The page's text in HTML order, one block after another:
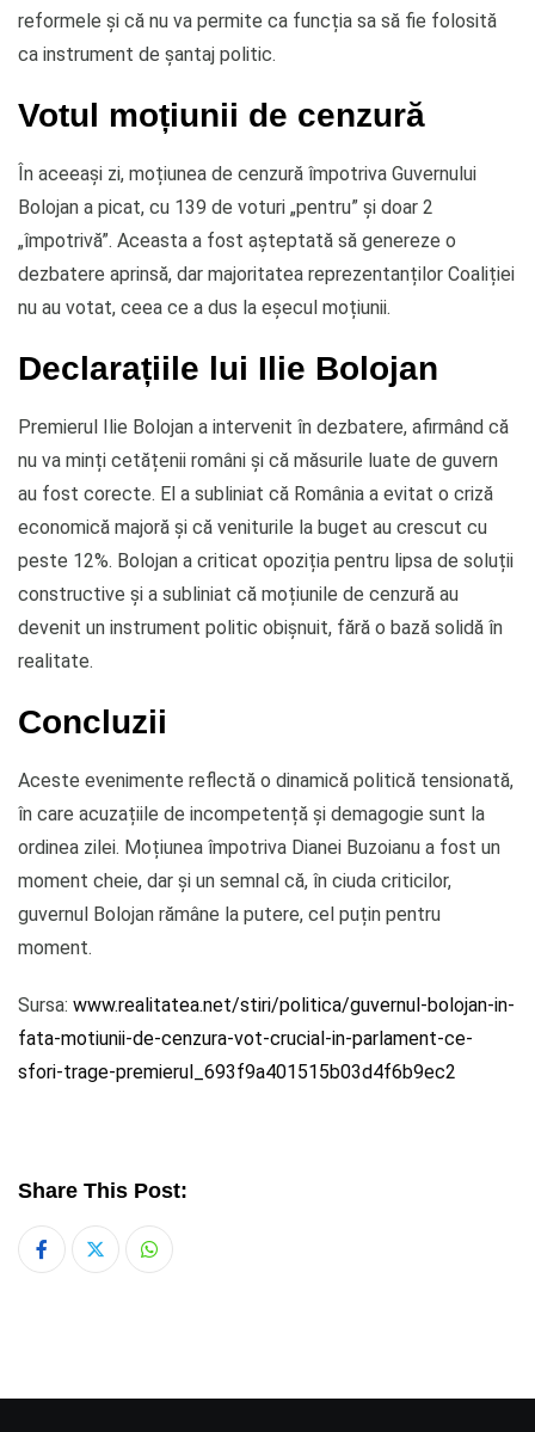
reformele și că nu va permite ca funcția sa să fie folosită
ca instrument de șantaj politic.
Votul moțiunii de cenzură
În aceeași zi, moțiunea de cenzură împotriva Guvernului
Bolojan a picat, cu 139 de voturi „pentru” și doar 2
„împotrivă”. Aceasta a fost așteptată să genereze o
dezbatere aprinsă, dar majoritatea reprezentanților Coaliției
nu au votat, ceea ce a dus la eșecul moțiunii.
Declarațiile lui Ilie Bolojan
Premierul Ilie Bolojan a intervenit în dezbatere, afirmând că
nu va minți cetățenii români și că măsurile luate de guvern
au fost corecte. El a subliniat că România a evitat o criză
economică majoră și că veniturile la buget au crescut cu
peste 12%. Bolojan a criticat opoziția pentru lipsa de soluții
constructive și a subliniat că moțiunile de cenzură au
devenit un instrument politic obișnuit, fără o bază solidă în
realitate.
Concluzii
Aceste evenimente reflectă o dinamică politică tensionată,
în care acuzațiile de incompetență și demagogie sunt la
ordinea zilei. Moțiunea împotriva Dianei Buzoianu a fost un
moment cheie, dar și un semnal că, în ciuda criticilor,
guvernul Bolojan rămâne la putere, cel puțin pentru
moment.
Sursa: www.realitatea.net/stiri/politica/guvernul-bolojan-in-
fata-motiunii-de-cenzura-vot-crucial-in-parlament-ce-
sfori-trage-premierul_693f9a401515b03d4f6b9ec2
Share This Post:
Whatsapp